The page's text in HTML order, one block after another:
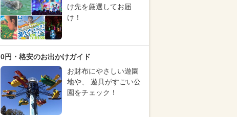
け先を厳選してお届
け！
0円・格安のお出かけガイド
お財布にやさしい遊園
地や、 遊具がすごい公
園をチェック！